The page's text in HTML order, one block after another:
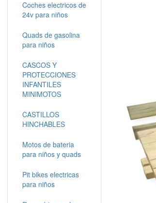
Coches electricos de
24v para niños
Quads de gasolina
para niños
CASCOS Y
PROTECCIONES
INFANTILES
MINIMOTOS
CASTILLOS
HINCHABLES
Motos de bateria
para niños y quads
Pit bikes electricas
para niños